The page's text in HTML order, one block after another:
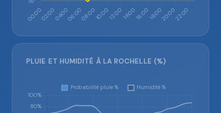
PLUIE ET HUMIDITÉ À LA ROCHELLE (%)